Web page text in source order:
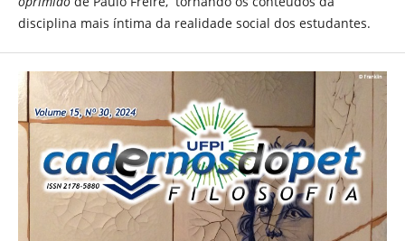
disciplina mais íntima da realidade social dos estudantes.